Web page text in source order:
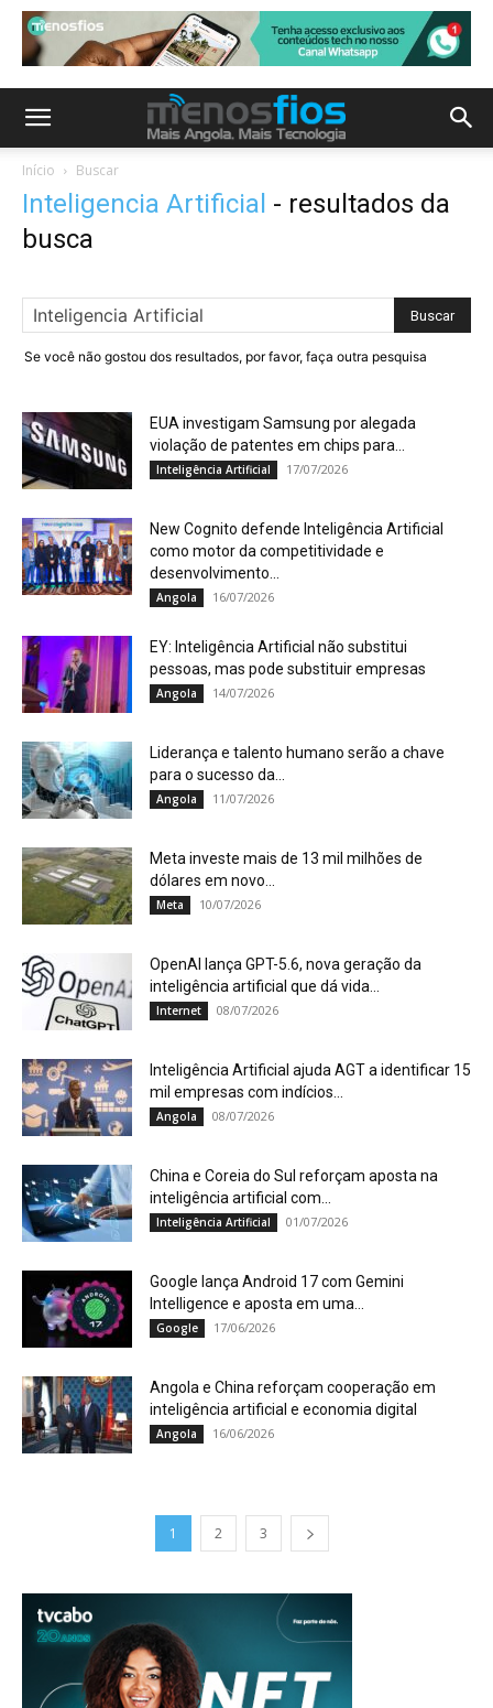
Início Buscar
Inteligencia Artificial - resultados da
busca
Se você não gostou dos resultados, por favor, faça outra pesquisa
EUA investigam Samsung por alegada
violação de patentes em chips para...
Inteligência Artificial 17/07/2026
New Cognito defende Inteligência Artificial
como motor da competitividade e
desenvolvimento...
Angola 16/07/2026
EY: Inteligência Artificial não substitui
pessoas, mas pode substituir empresas
Angola 14/07/2026
Liderança e talento humano serão a chave
para o sucesso da...
Angola 11/07/2026
Meta investe mais de 13 mil milhões de
dólares em novo...
Meta 10/07/2026
OpenAI lança GPT-5.6, nova geração da
inteligência artificial que dá vida...
Internet 08/07/2026
Inteligência Artificial ajuda AGT a identificar 15
mil empresas com indícios...
Angola 08/07/2026
China e Coreia do Sul reforçam aposta na
inteligência artificial com...
Inteligência Artificial 01/07/2026
Google lança Android 17 com Gemini
Intelligence e aposta em uma...
Google 17/06/2026
Angola e China reforçam cooperação em
inteligência artificial e economia digital
Angola 16/06/2026
1 2 3